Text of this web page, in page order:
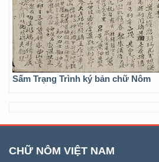
Sấm Trạng Trình ký bản chữ Nôm
CHỮ NÔM VIỆT NAM